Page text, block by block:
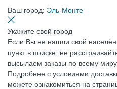
Ваш город: Эль-Монте
Укажите свой город
Если Вы не нашли свой
пункт в поиске, не
высылаем заказы по всему миру.
Подробнее с условиями
можете ознакомиться на